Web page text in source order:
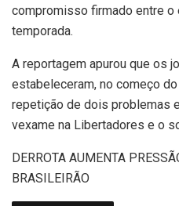
compromisso firmado entre o
temporada.
A reportagem apurou que os
estabeleceram, no começo do
repetição de dois problemas
vexame na Libertadores e o
DERROTA AUMENTA
BRASILEIRÃO